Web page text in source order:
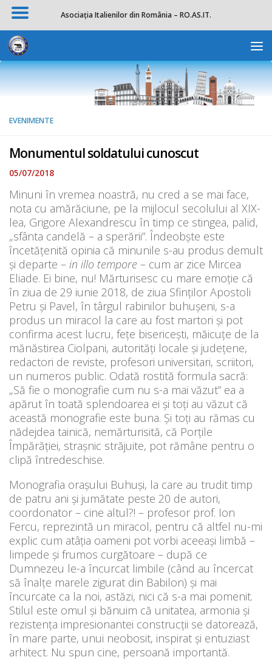
Skip to content
EVENIMENTE
Monumentul soldatului cunoscut
05/07/2018
Minuni în vremea noastră, nu cred a se mai face,
nota cu amărăciune, pe la mijlocul secolului al XIX-
lea, Grigore Alexandrescu în timp ce stingea, palid,
„sfânta candelă – a sperării”. Îndeobște este
încetățenită opinia că minunile s-au produs demult
și departe – in illo tempore – cum ar zice Mircea
Eliade. Ei bine, nu! Mărturisesc cu mare emoție că
în ziua de 29 iunie 2018, de ziua Sfinților Apostoli
Petru și Pavel, în târgul rabinilor buhușeni, s-a
produs un miracol la care au fost martori și pot
confirma acest lucru, fețe bisericești, măicuțe de la
mănăstirea Ciolpani, autorități locale și județene,
redactori de reviste, profesori universitari, scriitori,
un numeros public. Odată rostită formula sacră:
„Să fie o monografie cum nu s-a mai văzut” ea a
apărut în toată splendoarea ei și toți au văzut că
această monografie este buna. Și toți au rămas cu
nădejdea tainică, nemărturisită, că Porțile
Împărăției, strașnic străjuite, pot rămâne pentru o
clipă întredeschise.
Monografia orașului Buhuși, la care au trudit timp
de patru ani și jumătate peste 20 de autori,
coordonator – cine altul?! – profesor prof. Ion
Fercu, reprezintă un miracol, pentru că altfel nu-mi
explic cum atâția oameni pot vorbi aceeași limbă –
limpede și frumos curgătoare – după ce
Dumnezeu le-a încurcat limbile (când au încercat
să înalțe marele zigurat din Babilon) și mai
încurcate ca la noi, astăzi, nici că s-a mai pomenit.
Stilul este omul și bănuim că unitatea, armonia și
rezistența impresionantei construcții se datorează,
în mare parte, unui neobosit, inspirat și entuziast
arhitect. Nu spun cine, persoană importantă.
Asociația Italienilor din România – RO.AS.IT.